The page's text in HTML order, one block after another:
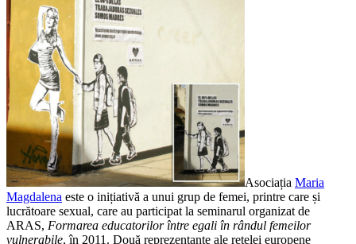
Asociația Maria
Magdalena este o inițiativă a unui grup de femei, printre care și
lucrătoare sexual, care au participat la seminarul organizat de
ARAS, Formarea educatorilor între egali în rândul femeilor
vulnerabile, în 2011. Două reprezentante ale rețelei europene